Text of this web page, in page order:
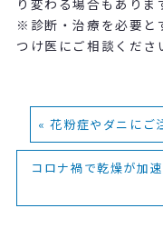
り変わる場合もありま
※診断・治療を必要と
つけ医にご相談くださ
« 花粉症やダニに
コロナ禍で乾燥が加